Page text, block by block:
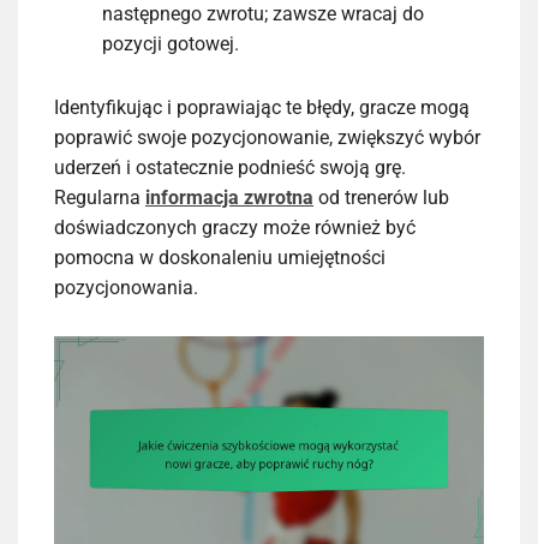
następnego zwrotu; zawsze wracaj do
pozycji gotowej.
Identyfikując i poprawiając te błędy, gracze mogą
poprawić swoje pozycjonowanie, zwiększyć wybór
uderzeń i ostatecznie podnieść swoją grę.
Regularna informacja zwrotna od trenerów lub
doświadczonych graczy może również być
pomocna w doskonaleniu umiejętności
pozycjonowania.